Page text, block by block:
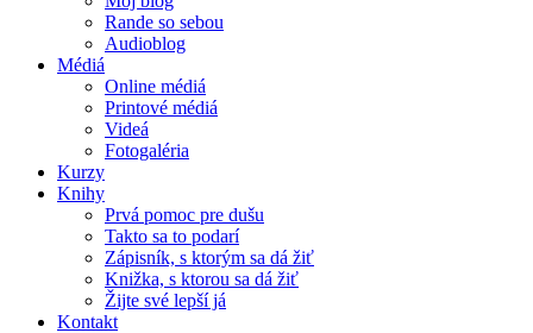
Rande so sebou
Audioblog
Médiá
Online médiá
Printové médiá
Videá
Fotogaléria
Kurzy
Knihy
Prvá pomoc pre dušu
Takto sa to podarí
Zápisník, s ktorým sa dá žiť
Knižka, s ktorou sa dá žiť
Žijte své lepší já
Kontakt